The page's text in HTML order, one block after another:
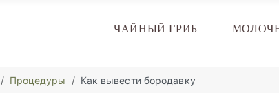
ЧАЙНЫЙ ГРИБ
Процедуры Как вывести бородавку